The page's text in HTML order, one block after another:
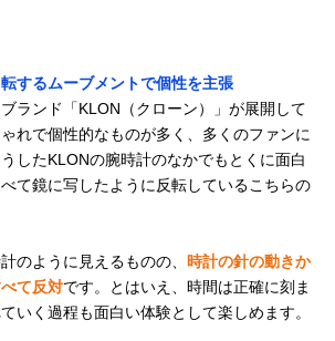
するムーブメントで個性を主張
ランド「KLON（クローン）」が展開して
れで個性的なものが多く、多くのファンに
したKLONの腕時計のなかでもとくに面白
て鏡に写したように反転しているこちらの
のように見えるものの、 時計の針の動きか
て反対です。とはいえ、時間は正確に刻ま
いく過程も面白い体験として楽しめます。